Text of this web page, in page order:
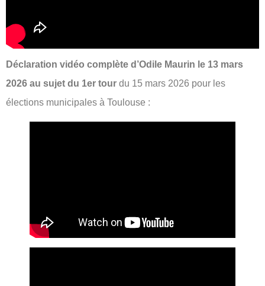
Déclaration vidéo complète d’Odile Maurin le 13 mars
2026 au sujet du 1er tour du 15 mars 2026 pour les
élections municipales à Toulouse :